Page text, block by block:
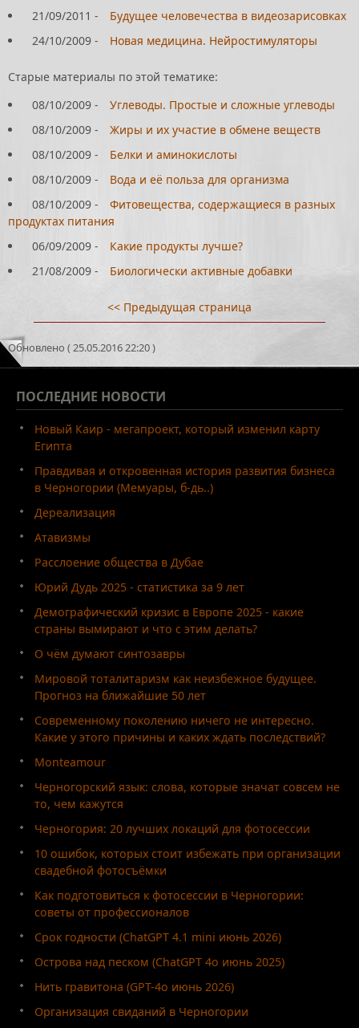
21/09/2011 -
Будущее человечества в видеозарисовках
24/10/2009 - Новая медицина. Нейростимуляторы
Старые материалы по этой тематике:
08/10/2009 -
Углеводы. Простые и сложные углеводы
08/10/2009 -
Жиры и их участие в обмене веществ
08/10/2009 -
Белки и аминокислоты
08/10/2009 -
Вода и её польза для организма
08/10/2009 -
Фитовещества, содержащиеся в разных
продуктах питания
06/09/2009 -
Какие продукты лучше?
21/08/2009 - Биологически активные добавки
<< Предыдущая страница
Обновлено ( 25.05.2016 22:20 )
ПОСЛЕДНИЕ НОВОСТИ
Новый Каир - мегапроект, который изменил карту
Египта
Правдивая и откровенная история развития бизнеса
в Черногории (Мемуары, б-дь..)
Дереализация
Атавизмы
Расслоение общества в Дубае
Юрий Дудь 2025 - статистика за 9 лет
Демографический кризис в Европе 2025 - какие
страны вымирают и что с этим делать?
О чём думают синтозавры
Мировой тоталитаризм как неизбежное будущее.
Прогноз на ближайшие 50 лет
Современному поколению ничего не интересно.
Какие у этого причины и каких ждать последствий?
Monteamour
Черногорский язык: слова, которые значат совсем не
то, чем кажутся
Черногория: 20 лучших локаций для фотосессии
10 ошибок, которых стоит избежать при организации
свадебной фотосъёмки
Как подготовиться к фотосессии в Черногории:
советы от профессионалов
Срок годности (ChatGPT 4.1 mini июнь 2026)
Острова над песком (ChatGPT 4o июнь 2025)
Нить гравитона (GPT-4o июнь 2026)
Организация свиданий в Черногории